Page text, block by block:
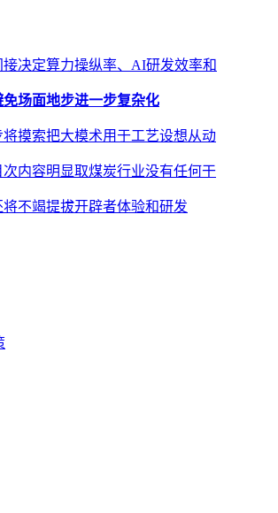
接决定算力操纵率、AI研发效率和
免场面地步进一步复杂化
将摸索把大模术用于工艺设想从动
次内容明显取煤炭行业没有任何干
将不竭提拔开辟者体验和研发